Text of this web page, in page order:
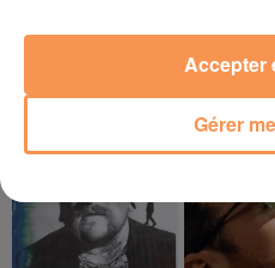
2
Gérer
Accepter